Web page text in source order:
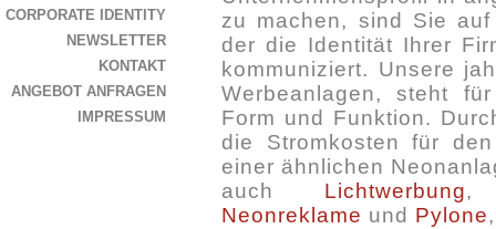
CORPORATE IDENTITY
NEWSLETTER
KONTAKT
ANGEBOT ANFRAGEN
IMPRESSUM
zu machen, sind Sie
der die Identität Ihrer
kommuniziert. Unsere
Werbeanlagen, steht
Form und Funktion.
die Stromkosten für
einer ähnlichen
auch Lichtwerbung
Neonreklame und Pylone